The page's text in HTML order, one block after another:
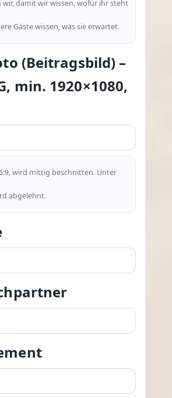
wir, damit wir wissen, wofür ihr steht
Gäste wissen, was sie erwartet.
(Beitragsbild) –
min. 1920×1080,
wird mittig beschnitten. Unter
abgelehnt.